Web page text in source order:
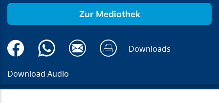
Zur Mediathek
Downloads
Download Audio